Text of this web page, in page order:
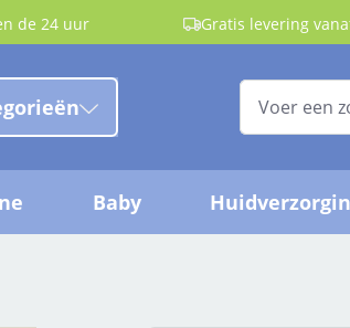
de 24 uur Gratis levering
Baby